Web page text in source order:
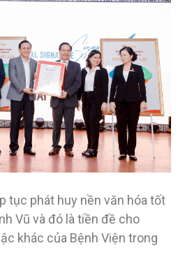
tục phát huy nền văn hóa tốt
Vũ và đó là tiền đề cho
khác của Bệnh Viện trong